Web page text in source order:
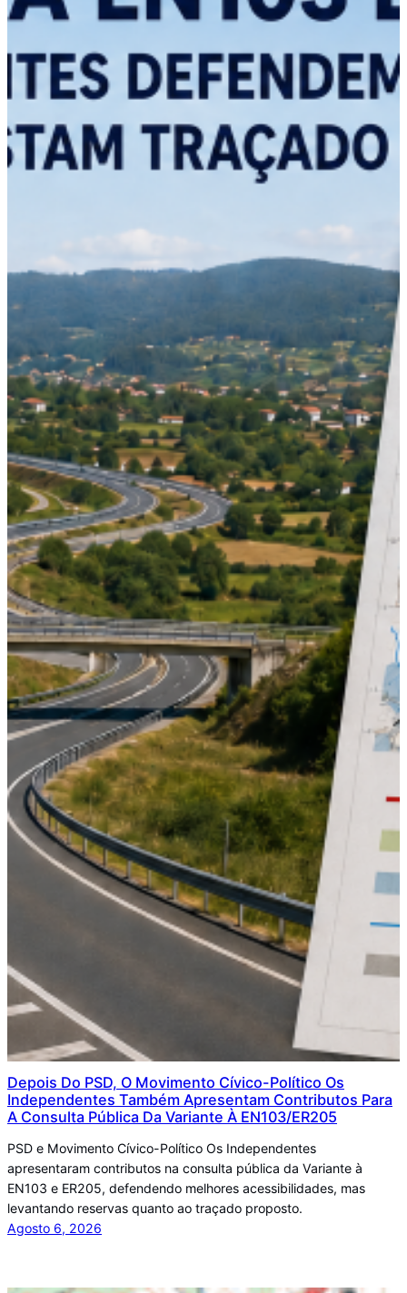
Depois Do PSD, O Movimento Cívico-Político Os
Independentes Também Apresentam Contributos Para
A Consulta Pública Da Variante À EN103/ER205
PSD e Movimento Cívico-Político Os Independentes
apresentaram contributos na consulta pública da Variante à
EN103 e ER205, defendendo melhores acessibilidades, mas
levantando reservas quanto ao traçado proposto.
Agosto 6, 2026